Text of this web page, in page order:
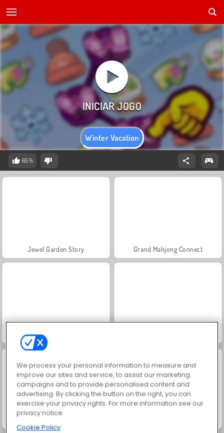
Winter Vacation
65%
Jewel Garden Story Grand Mahjong Connect
Juice Merge
We process your personal information to measure and
improve our sites and service, to assist our marketing
campaigns and to provide personalised content and
advertising. By clicking the button on the right, you can
exercise your privacy rights. For more information see our
privacy notice
Cookie Policy